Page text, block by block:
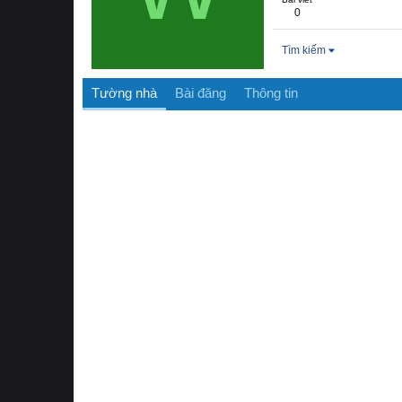
0
Tìm kiếm
Tường nhà Bài đăng Thông tin